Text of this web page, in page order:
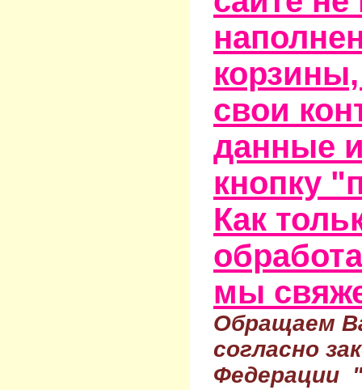
свои
данные
кнопку
Как
мы
Обращаем
согласно
Федерации